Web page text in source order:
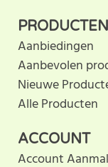
ACCOUNT
Account
PRODUCTEN
Aanbiedingen
Aanbevolen
Nieuwe
Alle Producten